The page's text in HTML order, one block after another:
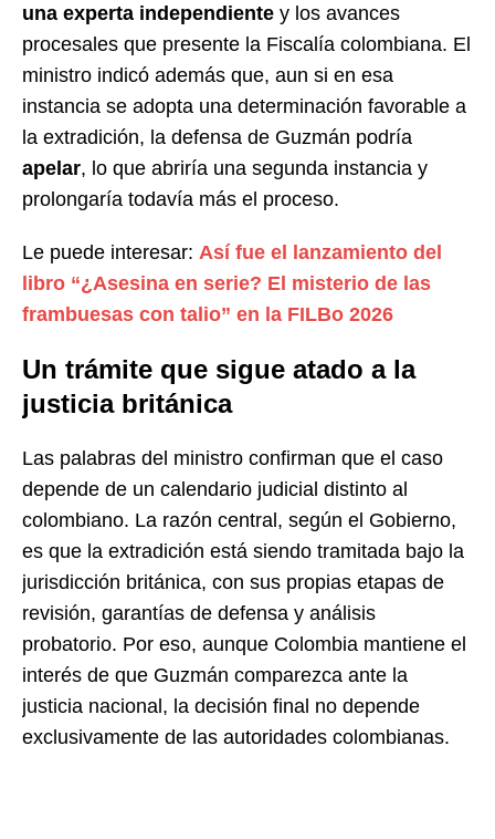
una experta independiente y los avances
procesales que presente la Fiscalía colombiana. El
ministro indicó además que, aun si en esa
instancia se adopta una determinación favorable a
la extradición, la defensa de Guzmán podría
apelar, lo que abriría una segunda instancia y
prolongaría todavía más el proceso.
Le puede interesar: Así fue el lanzamiento del
libro “¿Asesina en serie? El misterio de las
frambuesas con talio” en la FILBo 2026
Un trámite que sigue atado a la
justicia británica
Las palabras del ministro confirman que el caso
depende de un calendario judicial distinto al
colombiano. La razón central, según el Gobierno,
es que la extradición está siendo tramitada bajo la
jurisdicción británica, con sus propias etapas de
revisión, garantías de defensa y análisis
probatorio. Por eso, aunque Colombia mantiene el
interés de que Guzmán comparezca ante la
justicia nacional, la decisión final no depende
exclusivamente de las autoridades colombianas.